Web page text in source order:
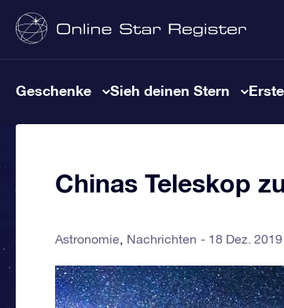
Geschenke Sieh deinen Stern
Chinas Teleskop
Astronomie Nachrichten 18 Dez. 2019